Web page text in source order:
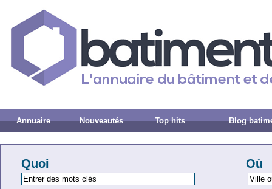
Annuaire Nouveautés Top hits Blog
Quoi Où